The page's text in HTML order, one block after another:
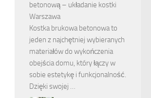
betonową – układanie kostki
Warszawa
Kostka brukowa betonowa to
jeden z najchętniej wybieranych
materiałów do wykończenia
obejścia domu, który łączy w
sobie estetykę i funkcjonalność.
Dzięki swojej …